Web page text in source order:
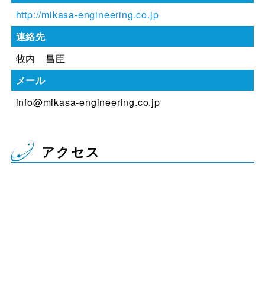
http://mikasa-engineering.co.jp
連絡先
牧内 昌臣
メール
info@mikasa-engineering.co.jp
アクセス